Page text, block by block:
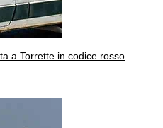
a Torrette in codice rosso